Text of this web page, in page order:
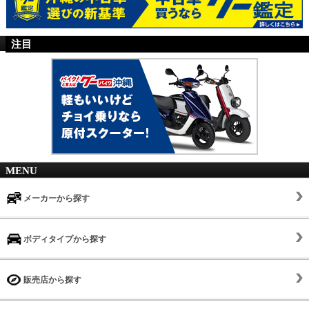
注目
MENU
メーカーから探す
ボディタイプから探す
販売店から探す